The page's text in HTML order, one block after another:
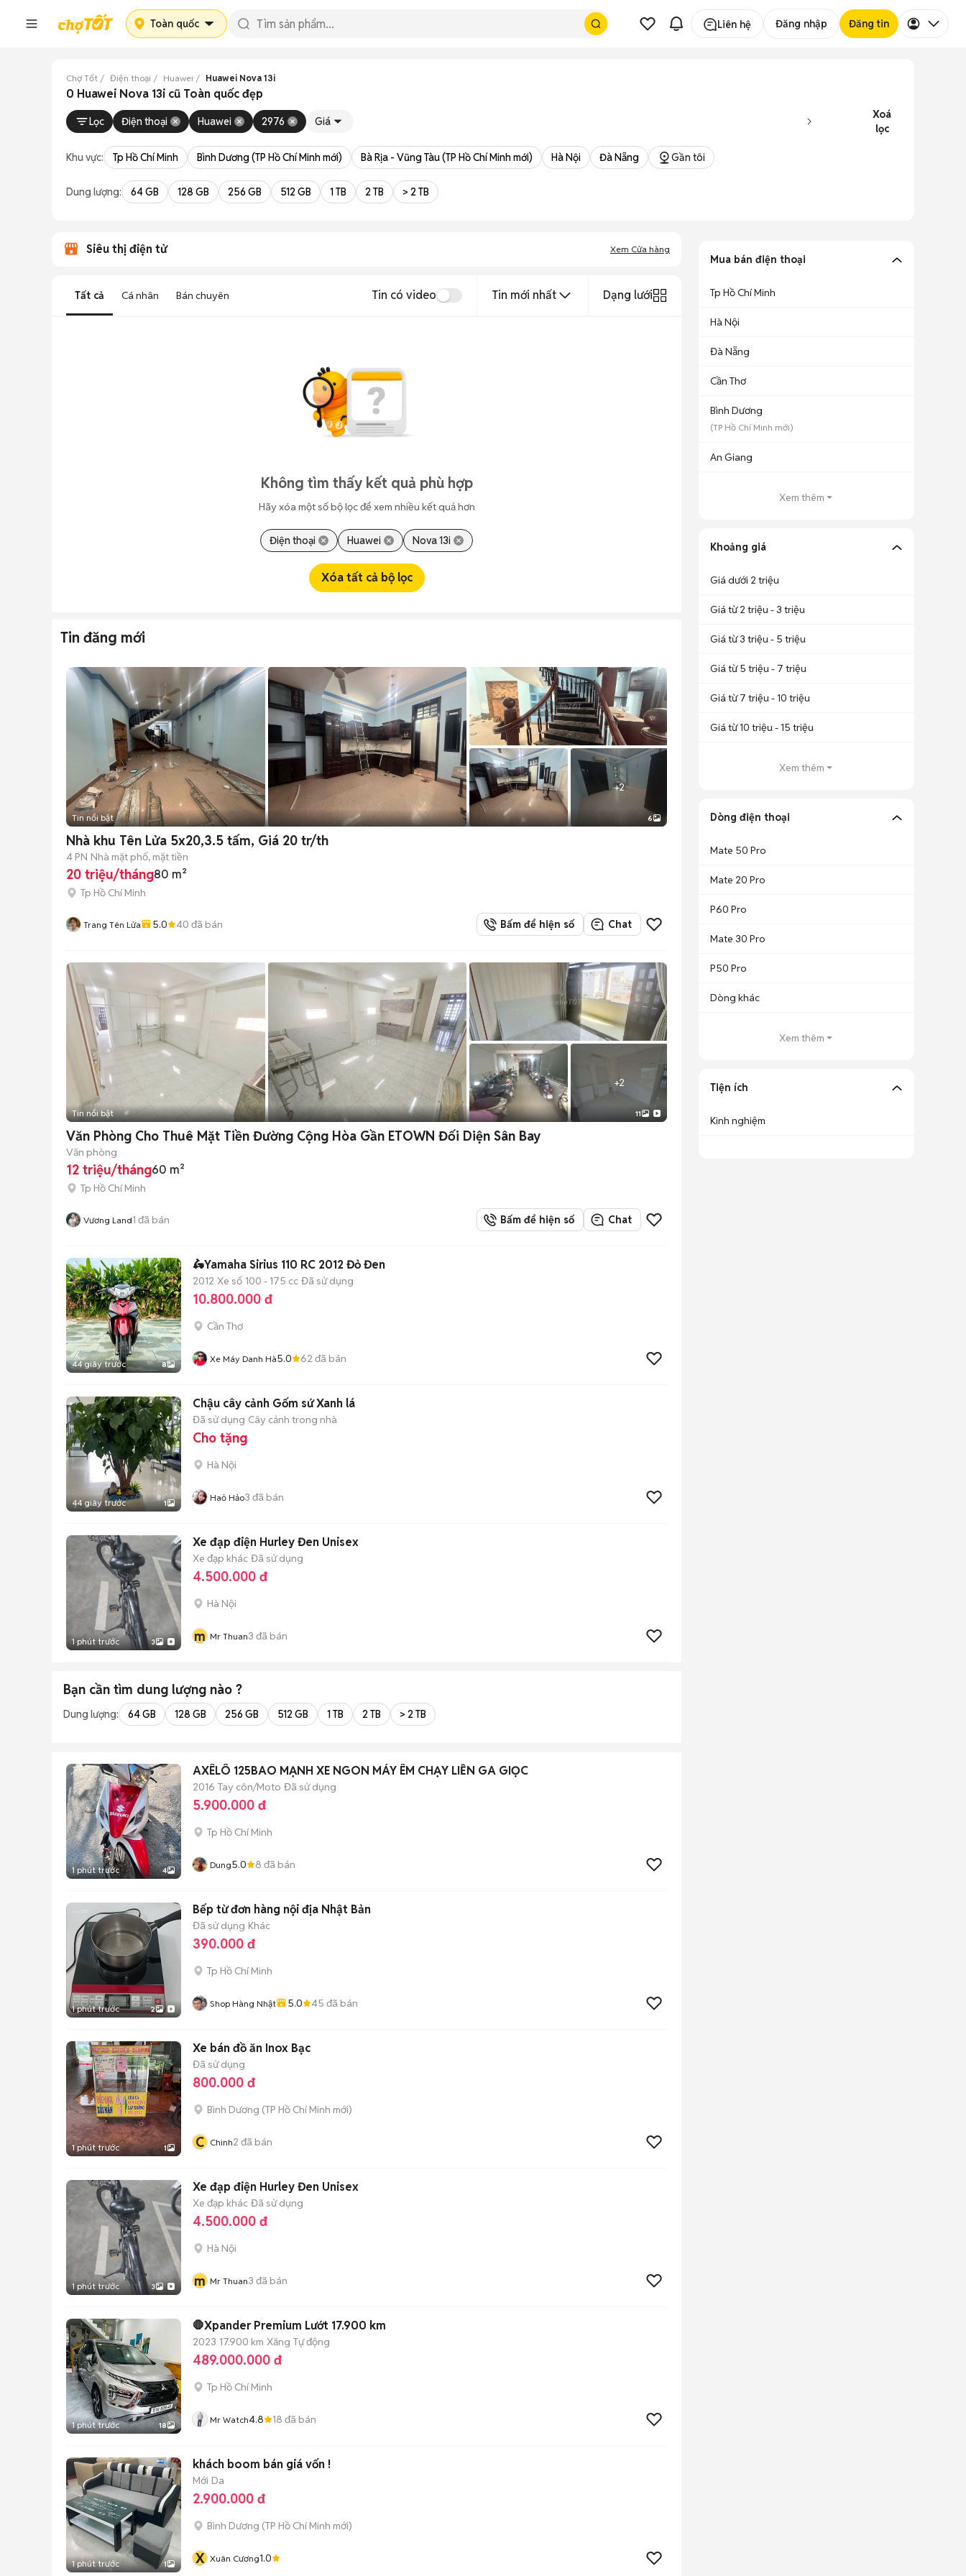
Toàn quốc Liên hệ Đăng nhập Đăng tin
Chợ Tốt Điện thoại Huawei Huawei Nova 13i
0 Huawei Nova 13i cũ Toàn quốc đẹp
Lọc Điện thoại Huawei 2976 Giá
Xoá
lọc
Khu vực: Tp Hồ Chí Minh Bình Dương (TP Hồ Chí Minh mới) Bà Rịa - Vũng Tàu (TP Hồ Chí Minh mới) Hà Nội Đà Nẵng Gần tôi
Dung lượng: 64 GB 128 GB 256 GB 512 GB 1 TB 2 TB > 2 TB
Siêu thị điện tử Xem Cửa hàng
Tất cả Cá nhân Bán chuyên Tin có video Tin mới nhất Dạng lưới
Không tìm thấy kết quả phù hợp
Hãy xóa một số bộ lọc để xem nhiều kết quả hơn
Điện thoại Huawei Nova 13i
Xóa tất cả bộ lọc
Tin đăng mới
+2
Tin nổi bật 6
Nhà khu Tên Lửa 5x20,3.5 tấm, Giá 20 tr/th
4 PN Nhà mặt phố, mặt tiền
20 triệu/tháng80 m²
Tp Hồ Chí Minh
Trang Tên Lửa 5.0 40 đã bán Bấm để hiện số Chat
+2
Tin nổi bật 11
Văn Phòng Cho Thuê Mặt Tiền Đường Cộng Hòa Gần ETOWN Đối Diện Sân Bay
Văn phòng
12 triệu/tháng60 m²
Tp Hồ Chí Minh
Vương Land1 đã bán Bấm để hiện số Chat
44 giây trước 8
🛵Yamaha Sirius 110 RC 2012 Đỏ Đen
2012 Xe số 100 - 175 cc Đã sử dụng
10.800.000 đ
Cần Thơ
Xe Máy Danh Hà5.0 62 đã bán
44 giây trước 1
Chậu cây cảnh Gốm sứ Xanh lá
Đã sử dụng Cây cảnh trong nhà
Cho tặng
Hà Nội
Haỏ Hảo3 đã bán
1 phút trước 3
Xe đạp điện Hurley Đen Unisex
Xe đạp khác Đã sử dụng
4.500.000 đ
Hà Nội
m Mr Thuan3 đã bán
Bạn cần tìm dung lượng nào ?
Dung lượng: 64 GB 128 GB 256 GB 512 GB 1 TB 2 TB > 2 TB
1 phút trước 4
AXÊLÔ 125BAO MẠNH XE NGON MÁY ÊM CHẠY LIỀN GA GIỌC
2016 Tay côn/Moto Đã sử dụng
5.900.000 đ
Tp Hồ Chí Minh
Dung5.0 8 đã bán
1 phút trước 2
Bếp từ đơn hàng nội địa Nhật Bản
Đã sử dụng Khác
390.000 đ
Tp Hồ Chí Minh
Shop Hàng Nhật 5.0 45 đã bán
1 phút trước 1
Xe bán đồ ăn Inox Bạc
Đã sử dụng
800.000 đ
Bình Dương (TP Hồ Chí Minh mới)
C Chinh2 đã bán
1 phút trước 3
Xe đạp điện Hurley Đen Unisex
Xe đạp khác Đã sử dụng
4.500.000 đ
Hà Nội
m Mr Thuan3 đã bán
1 phút trước 18
🛑Xpander Premium Lướt 17.900 km
2023 17.900 km Xăng Tự động
489.000.000 đ
Tp Hồ Chí Minh
Mr Watch4.8 18 đã bán
1 phút trước 1
khách boom bán giá vốn !
Mới Da
2.900.000 đ
Bình Dương (TP Hồ Chí Minh mới)
X Xuân Cương1.0
Mua bán điện thoại
Tp Hồ Chí Minh
Hà Nội
Đà Nẵng
Cần Thơ
Bình Dương
(TP Hồ Chí Minh mới)
An Giang
Xem thêm
Khoảng giá
Giá dưới 2 triệu
Giá từ 2 triệu - 3 triệu
Giá từ 3 triệu - 5 triệu
Giá từ 5 triệu - 7 triệu
Giá từ 7 triệu - 10 triệu
Giá từ 10 triệu - 15 triệu
Xem thêm
Dòng điện thoại
Mate 50 Pro
Mate 20 Pro
P60 Pro
Mate 30 Pro
P50 Pro
Dòng khác
Xem thêm
Tiện ích
Kinh nghiệm